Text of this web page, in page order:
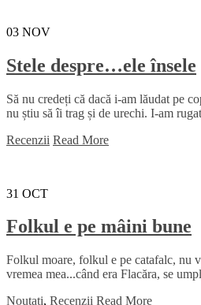
03 NOV
Stele despre…ele însele
Să nu credeți că dacă i-am lăudat pe
nu știu să îi trag și de urechi. I-am
Recenzii Read More
31 OCT
Folkul e pe mâini bune
Folkul moare, folkul e pe catafalc, nu
vremea mea...când era Flacăra, se
Noutati, Recenzii Read More